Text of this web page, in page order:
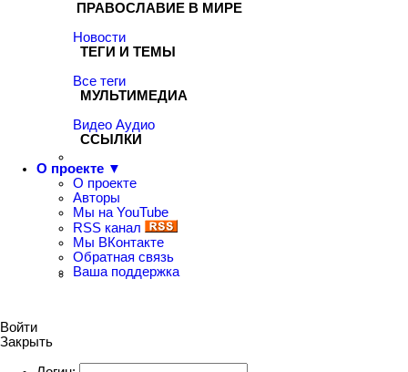
ПРАВОСЛАВИЕ В МИРЕ
Новости
ТЕГИ И ТЕМЫ
Все теги
МУЛЬТИМЕДИА
Видео Аудио
ССЫЛКИ
О проекте ▼
О проекте
Авторы
Мы на YouTube
RSS канал
Мы ВКонтакте
Обратная связь
Ваша поддержка
Войти
Закрыть